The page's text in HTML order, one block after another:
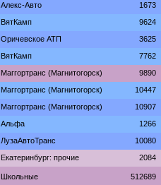
Алекс-Авто 1673
ВятКамп 9624
Оричевское АТП 3625
ВятКамп 7762
Маггортранс (Магнитогорск) 9890
Маггортранс (Магнитогорск) 10447
Маггортранс (Магнитогорск) 10907
Альфа 1266
ЛузаАвтоТранс 10080
Екатеринбург: прочие 2084
Школьные 512689